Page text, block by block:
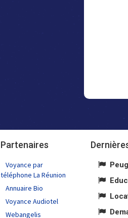
Partenaires
Voyance par
téléphone La Réunion
Annuaire Bio
Voyance Audiotel
Webangelis